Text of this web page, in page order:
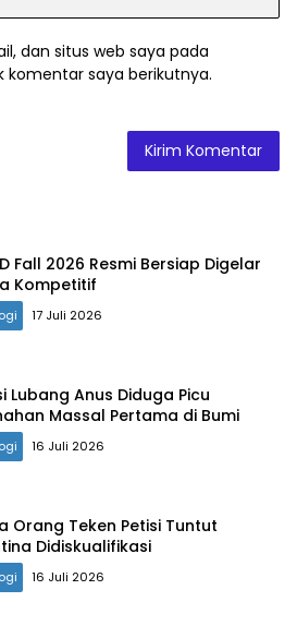
dan situs web saya pada
komentar saya berikutnya.
Fall 2026 Resmi Bersiap Digelar
Kompetitif
17 Juli 2026
Lubang Anus Diduga Picu
Massal Pertama di Bumi
16 Juli 2026
Orang Teken Petisi Tuntut
Didiskualifikasi
16 Juli 2026